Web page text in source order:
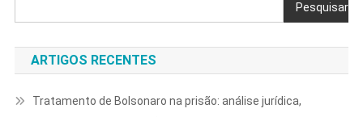
Pesquisar
ARTIGOS RECENTES
Tratamento de Bolsonaro na prisão: análise jurídica,